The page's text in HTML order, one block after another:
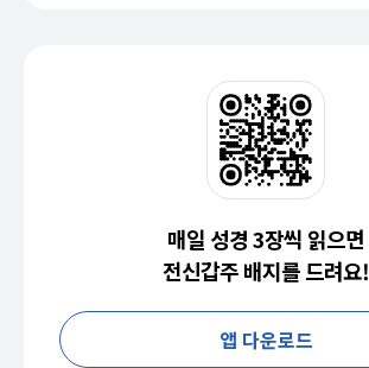
매일 성경 3장씩 읽으면
전신갑주 배지를 드려요!
앱 다운로드